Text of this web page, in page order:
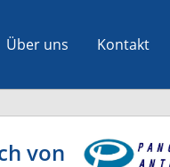
Über uns Kontakt
von